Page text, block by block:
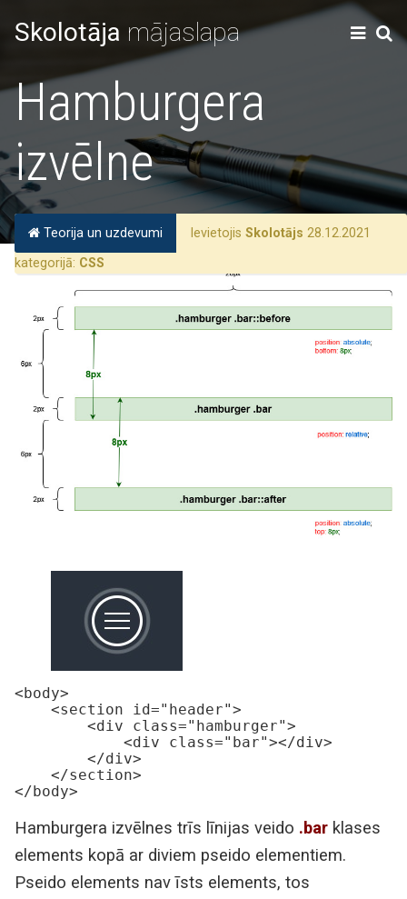
Skolotāja mājaslapa
Hamburgera
izvēlne
Teorija un uzdevumi Ievietojis Skolotājs 28.12.2021
kategorijā: CSS
<body>
</body>
Hamburgera izvēlnes trīs līnijas veido .bar klases
elements kopā ar diviem pseido elementiem.
Pseido elements nav īsts elements, tos